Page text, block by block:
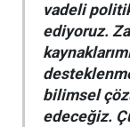
vadeli
ediyoruz.
bilimsel
edeceğiz.